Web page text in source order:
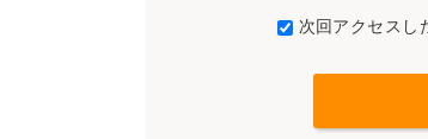
次回アクセスし